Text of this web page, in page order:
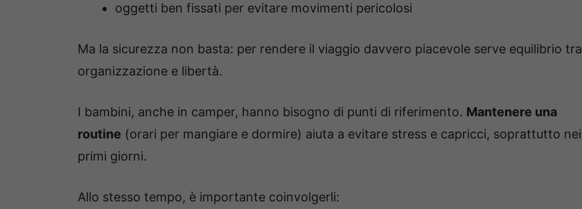
oggetti ben fissati per evitare movimenti pericolosi
Ma la sicurezza non basta: per rendere il viaggio davvero piacevole serve equilibrio tra
organizzazione e libertà.
I bambini, anche in camper, hanno bisogno di punti di riferimento. Mantenere una
routine (orari per mangiare e dormire) aiuta a evitare stress e capricci, soprattutto nei
primi giorni.
Allo stesso tempo, è importante coinvolgerli: